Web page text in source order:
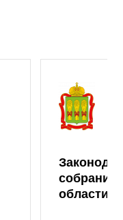
собрание
области